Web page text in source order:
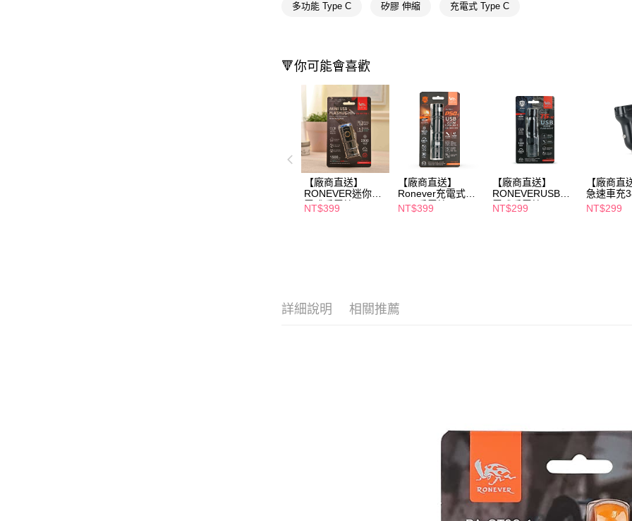
２．關於
https://
３．未成
「
即時審查
結果請求
５．嚴禁
多功能 Type C 矽膠 伸縮 充電式 Type C
🔻你可能會喜歡
【廠商直送】
RONEVER迷你充
電式手電筒
NT$399
【廠商直送】
Ronever充電式
USB手電筒P50-1
NT$399
【廠商直送】
RONEVERUSB充
電式手電筒
NT$299
【廠商直
急速車充
NT$299
詳細說明 相關推薦